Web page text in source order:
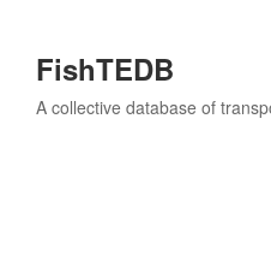
FishTEDB
A collective database of